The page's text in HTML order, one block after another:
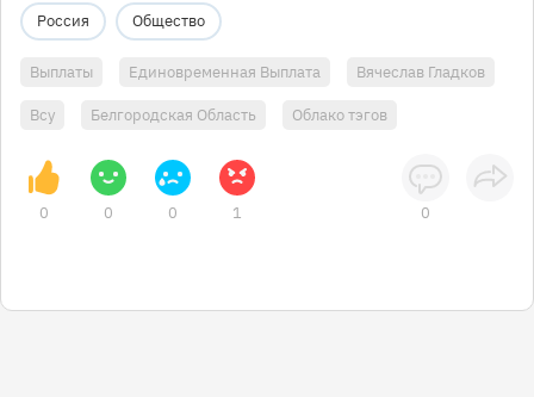
Россия Общество
Выплаты Единовременная Выплата Вячеслав Гладков
Всу Белгородская Область Облако тэгов
0 0 0 1 0